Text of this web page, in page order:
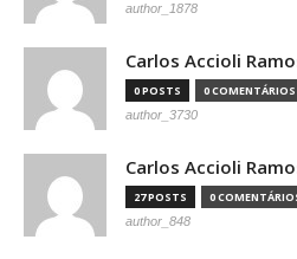
author_1878
Carlos Accioli
0 POSTS 0 COMENTÁRIOS
author_3730
Carlos Accioli
27 POSTS 0
author_848